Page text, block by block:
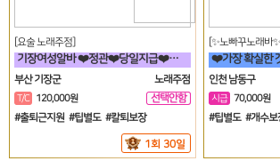
[요술 노래주점]
기장여성알바 ❤️정관❤️당일지급❤️고정아가씨구해요❤️
부산 기장군
노래주점
T/C 120,000원
선택안함
일
#출퇴근지원 #팁별도 #칼퇴보장
1회 30일
[✨노빠꾸노래바
인천 남동구
시급 70,000원
#팁별도 #개수